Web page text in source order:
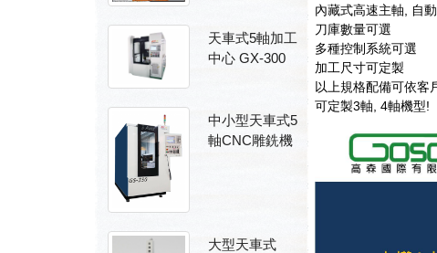
天車式5軸加工
中心 GX-300
中小型天車式5
軸CNC雕銑機
大型天車式
內藏式高速主軸, 自
刀庫數量可選
多種控制系統可選
加工尺寸可定製
以上規格配備可依客
可定製3軸, 4軸機型!